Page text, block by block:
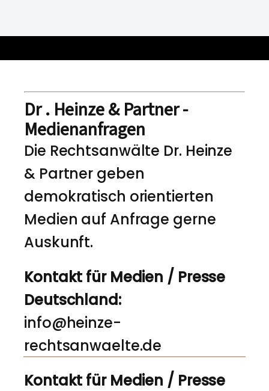
Dr . Heinze & Partner -
Medienanfragen
Die Rechtsanwälte Dr. Heinze
& Partner geben
demokratisch orientierten
Medien auf Anfrage gerne
Auskunft.
Kontakt für Medien / Presse
Deutschland:
info@heinze-
rechtsanwaelte.de
Kontakt für Medien / Presse